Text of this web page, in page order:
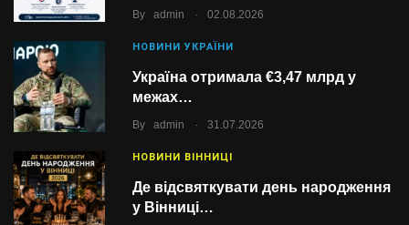
By admin . 02.08.2026
НОВИНИ УКРАЇНИ
Україна отримала €3,47 млрд у
межах…
By admin . 31.07.2026
НОВИНИ ВІННИЦІ
Де відсвяткувати день народження
у Вінниці…